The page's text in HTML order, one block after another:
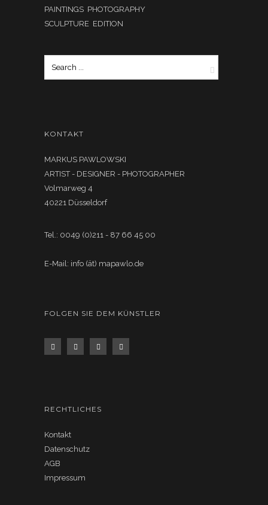
PAINTINGS PHOTOGRAPHY
SCULPTURE EDITION
KONTAKT
MARKUS PAWLOWSKI
ARTIST - DESIGNER - PHOTOGRAPHER
Volmarweg 4
40221 Düsseldorf
Tel.: 0049 (0)211 - 87 66 45 00
E-Mail: info (ät) mapawlo.de
FOLGEN SIE DEM KÜNSTLER
RECHTLICHES
Kontakt
Datenschutz
AGB
Impressum